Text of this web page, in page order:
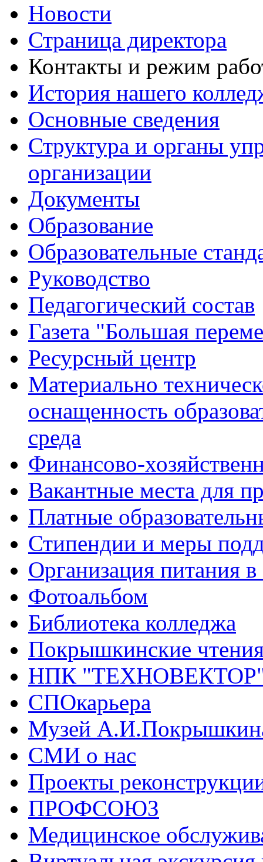
Новости
Страница директора
Контакты и режим
История нашего
Основные сведения
Структура и органы
организации
Документы
Образование
Образовательные
Руководство
Педагогический состав
Газета "Большая
Ресурсный центр
Материально
оснащенность
среда
Финансово-
Вакантные места для
Платные
Стипендии и меры
Организация питания в
Фотоальбом
Библиотека колледжа
Покрышкинские
НПК
СПОкарьера
Музей
СМИ о нас
Проекты
ПРОФСОЮЗ
Медицинское